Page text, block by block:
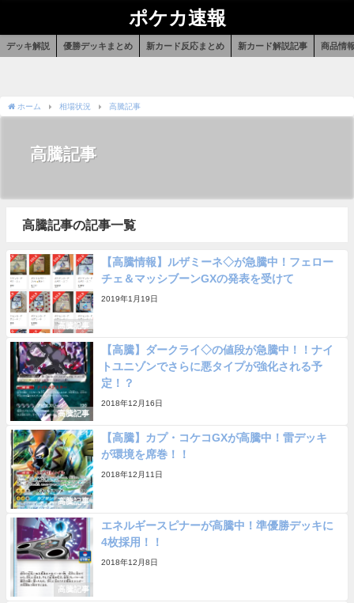
ポケカ速報
デッキ解説 優勝デッキまとめ 新カード反応まとめ 新カード解説記事 商品情
ホーム 相場状況 高騰記事
高騰記事
高騰記事の記事一覧
高騰記事
【高騰情報】ルザミーネ◇が急騰中！フェロー
チェ＆マッシブーンGXの発表を受けて
2019年1月19日
高騰記事
【高騰】ダークライ◇の値段が急騰中！！ナイ
トユニゾンでさらに悪タイプが強化される予
定！？
2018年12月16日
高騰記事
【高騰】カプ・コケコGXが高騰中！雷デッキ
が環境を席巻！！
2018年12月11日
高騰記事
エネルギースピナーが高騰中！準優勝デッキに
4枚採用！！
2018年12月8日